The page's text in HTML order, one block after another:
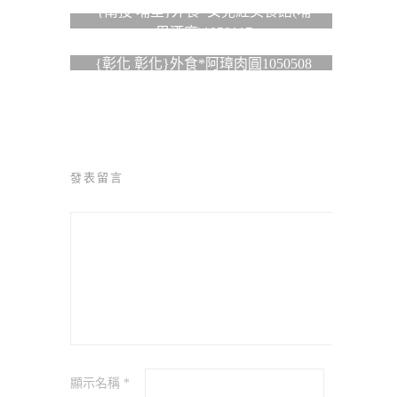
{南投 埔里}外食*女兒紅美食館(埔
里酒廠)1050117
{彰化 彰化}外食*阿璋肉圓1050508
發表留言
顯示名稱 *